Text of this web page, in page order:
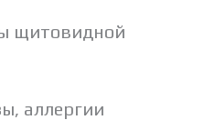
щитовидной
аллергии